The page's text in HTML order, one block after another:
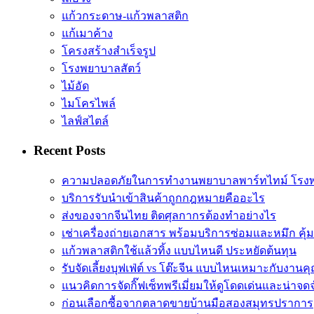
แก้วกระดาษ-แก้วพลาสติก
แก้เมาค้าง
โครงสร้างสำเร็จรูป
โรงพยาบาลสัตว์
ไม้อัด
ไมโครไพล์
ไลฟ์สไตล์
Recent Posts
ความปลอดภัยในการทำงานพยาบาลพาร์ทไทม์ โรง
บริการรับนำเข้าสินค้าถูกกฎหมายคืออะไร
ส่งของจากจีนไทย ติดศุลกากรต้องทำอย่างไร
เช่าเครื่องถ่ายเอกสาร พร้อมบริการซ่อมและหมึก คุ้
แก้วพลาสติกใช้แล้วทิ้ง แบบไหนดี ประหยัดต้นทุน
รับจัดเลี้ยงบุฟเฟ่ต์ vs โต๊ะจีน แบบไหนเหมาะกับงาน
แนวคิดการจัดกิ๊ฟเซ็ทพรีเมี่ยมให้ดูโดดเด่นและน่าจด
ก่อนเลือกซื้อจากตลาดขายบ้านมือสองสมุทรปราการ